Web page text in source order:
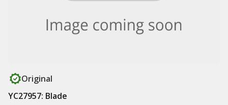
Original
YC27957: Blade